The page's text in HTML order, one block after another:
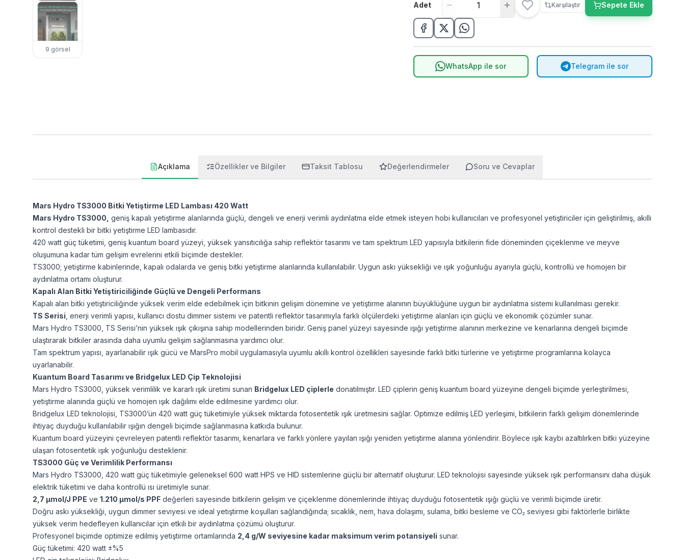
9 görsel
Adet Karşılaştır Sepete Ekle
WhatsApp ile sor Telegram ile sor
Açıklama Özellikler ve Bilgiler Taksit Tablosu Değerlendirmeler Soru ve Cevaplar
Mars Hydro TS3000 Bitki Yetiştirme LED Lambası 420 Watt
Mars Hydro TS3000, geniş kapalı yetiştirme alanlarında güçlü, dengeli ve enerji verimli aydınlatma elde etmek isteyen hobi kullanıcıları ve profesyonel yetiştiriciler için geliştirilmiş, akıllı
kontrol destekli bir bitki yetiştirme LED lambasıdır.
420 watt güç tüketimi, geniş kuantum board yüzeyi, yüksek yansıtıcılığa sahip reflektör tasarımı ve tam spektrum LED yapısıyla bitkilerin fide döneminden çiçeklenme ve meyve
oluşumuna kadar tüm gelişim evrelerini etkili biçimde destekler.
TS3000; yetiştirme kabinlerinde, kapalı odalarda ve geniş bitki yetiştirme alanlarında kullanılabilir. Uygun askı yüksekliği ve ışık yoğunluğu ayarıyla güçlü, kontrollü ve homojen bir
aydınlatma ortamı oluşturur.
Kapalı Alan Bitki Yetiştiriciliğinde Güçlü ve Dengeli Performans
Kapalı alan bitki yetiştiriciliğinde yüksek verim elde edebilmek için bitkinin gelişim dönemine ve yetiştirme alanının büyüklüğüne uygun bir aydınlatma sistemi kullanılması gerekir.
TS Serisi , enerji verimli yapısı, kullanıcı dostu dimmer sistemi ve patentli reflektör tasarımıyla farklı ölçülerdeki yetiştirme alanları için güçlü ve ekonomik çözümler sunar.
Mars Hydro TS3000, TS Serisi’nin yüksek ışık çıkışına sahip modellerinden biridir. Geniş panel yüzeyi sayesinde ışığı yetiştirme alanının merkezine ve kenarlarına dengeli biçimde
ulaştırarak bitkiler arasında daha uyumlu gelişim sağlanmasına yardımcı olur.
Tam spektrum yapısı, ayarlanabilir ışık gücü ve MarsPro mobil uygulamasıyla uyumlu akıllı kontrol özellikleri sayesinde farklı bitki türlerine ve yetiştirme programlarına kolayca
uyarlanabilir.
Kuantum Board Tasarımı ve Bridgelux LED Çip Teknolojisi
Mars Hydro TS3000, yüksek verimlilik ve kararlı ışık üretimi sunan Bridgelux LED çiplerle donatılmıştır. LED çiplerin geniş kuantum board yüzeyine dengeli biçimde yerleştirilmesi,
yetiştirme alanında güçlü ve homojen ışık dağılımı elde edilmesine yardımcı olur.
Bridgelux LED teknolojisi, TS3000’ün 420 watt güç tüketimiyle yüksek miktarda fotosentetik ışık üretmesini sağlar. Optimize edilmiş LED yerleşimi, bitkilerin farklı gelişim dönemlerinde
ihtiyaç duyduğu kullanılabilir ışığın dengeli biçimde sağlanmasına katkıda bulunur.
Kuantum board yüzeyini çevreleyen patentli reflektör tasarımı, kenarlara ve farklı yönlere yayılan ışığı yeniden yetiştirme alanına yönlendirir. Böylece ışık kaybı azaltılırken bitki yüzeyine
ulaşan fotosentetik ışık yoğunluğu desteklenir.
TS3000 Güç ve Verimlilik Performansı
Mars Hydro TS3000, 420 watt güç tüketimiyle geleneksel 600 watt HPS ve HID sistemlerine güçlü bir alternatif oluşturur. LED teknolojisi sayesinde yüksek ışık performansını daha düşük
elektrik tüketimi ve daha kontrollü ısı üretimiyle sunar.
2,7 μmol/J PPE ve 1.210 μmol/s PPF değerleri sayesinde bitkilerin gelişim ve çiçeklenme dönemlerinde ihtiyaç duyduğu fotosentetik ışığı güçlü ve verimli biçimde üretir.
Doğru askı yüksekliği, uygun dimmer seviyesi ve ideal yetiştirme koşulları sağlandığında; sıcaklık, nem, hava dolaşımı, sulama, bitki besleme ve CO₂ seviyesi gibi faktörlerle birlikte
yüksek verim hedefleyen kullanıcılar için etkili bir aydınlatma çözümü oluşturur.
Profesyonel biçimde optimize edilmiş yetiştirme ortamlarında 2,4 g/W seviyesine kadar maksimum verim potansiyeli sunar.
Güç tüketimi: 420 watt ±%5